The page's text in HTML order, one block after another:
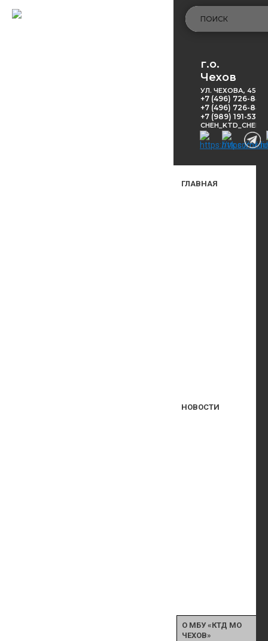
г.о.
Чехов
УЛ. ЧЕХОВА, 45
+7 (496) 726-
+7 (496) 726-
+7 (989) 191-53-
ГЛАВНАЯ
НОВОСТИ
О МБУ «КТД МО
ЧЕХОВ»